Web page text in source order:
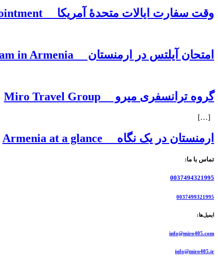
وقت سفارت ایالات متحدۀ آمریکا United States of America Embassy appointment
امتحان آیلتس در ارمنستان IELTS Exam in Armenia
گروه ترانسفری میرو Miro Travel Group
[…]
ارمنستان در یک نگاه Armenia at a glance
تماس با ما:
0037494321995
0037499321995
ایمیل‌ها:
info@miro405.com
info@miro405.ir